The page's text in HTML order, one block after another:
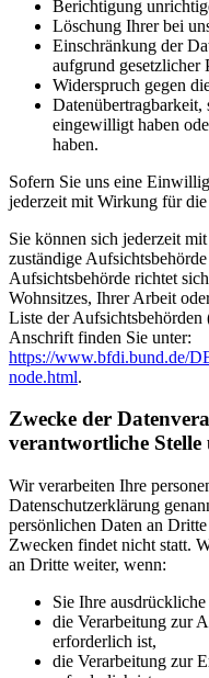
Berichtigung
Löschung Ihrer bei
Einschränkung der
aufgrund gesetzlicher
Widerspruch gegen
eingewilligt haben
haben.
Sofern Sie uns eine
jederzeit mit Wirkung für
Sie können sich jederzeit
zuständige
Aufsichtsbehörde richtet
Wohnsitzes, Ihrer Arbeit
Liste der
Anschrift finden Sie unter:
https://www.bfdi.bund.de/
node.html.
Zwecke der
verantwortliche
Wir verarbeiten Ihre
Datenschutzerklärung
persönlichen Daten an
Zwecken findet nicht statt.
an Dritte weiter, wenn:
Sie Ihre
die Verarbeitung zur
erforderlich ist,
die Verarbeitung zur